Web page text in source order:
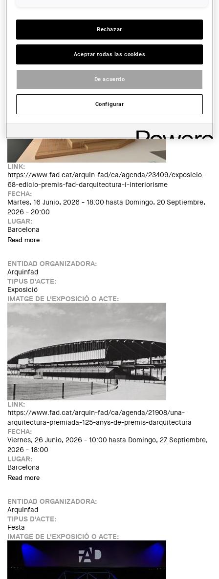
ENTIDAD ORGANIZADORA:
TIPUS D'ACTE:
LINK:
https://www.fad.cat/arquin-fad/ca/agenda/23409/exposicio-
68-edicio-premis-fad-darquitectura-i-interiorisme
FECHA:
Martes, 16 Junio, 2026 - 18:00 hasta Domingo, 20 Septiembre,
2026 - 20:00
LUGAR:
Barcelona
Read more
ENTIDAD ORGANIZADORA:
Arquinfad
TIPUS D'ACTE:
Exposició
IMATGE DE L'EXPOSICIÓ O ACTE:
LINK:
https://www.fad.cat/arquin-fad/ca/agenda/21908/una-
arquitectura-premiada-125-anys-de-premis-darquitectura
FECHA:
Viernes, 26 Junio, 2026 - 10:00 hasta Domingo, 27 Septiembre,
2026 - 18:00
LUGAR:
Barcelona
Read more
ENTIDAD ORGANIZADORA:
Arquinfad
TIPUS D'ACTE:
Festa
IMATGE DE L'EXPOSICIÓ O ACTE:
Rechazar
Aceptar todas las cookies
De acuerdo
Configurar